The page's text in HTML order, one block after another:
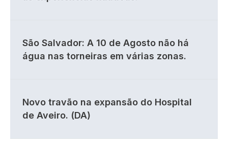
São Salvador: A 10 de Agosto não há
água nas torneiras em várias zonas.
Novo travão na expansão do Hospital
de Aveiro. (DA)